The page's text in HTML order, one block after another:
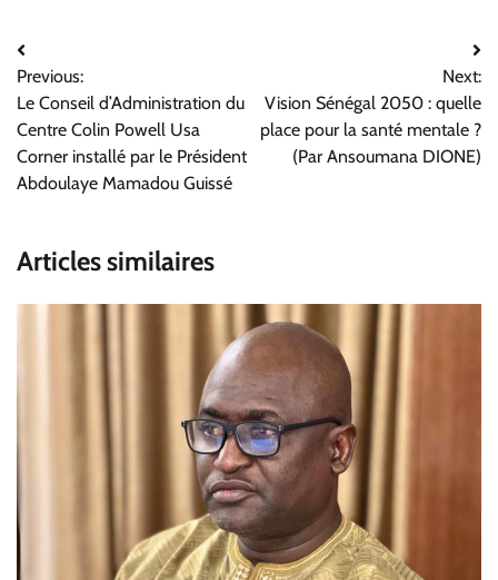
Navigation
de
l’article
Previous:
Le Conseil d’Administration du
Centre Colin Powell Usa
Corner installé par le Président
Abdoulaye Mamadou Guissé
Next:
Vision Sénégal 2050 : quelle
place pour la santé mentale ?
(Par Ansoumana DIONE)
Articles similaires